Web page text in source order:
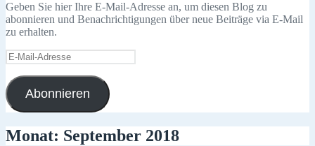
Geben Sie hier Ihre E-Mail-Adresse an, um diesen Blog zu
abonnieren und Benachrichtigungen über neue Beiträge via E-Mail
zu erhalten.
E-
Mail-
Adresse
Abonnieren
Monat: September 2018